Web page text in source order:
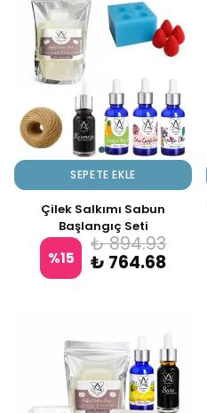
SEPETE EKLE
Çilek Salkımı Sabun
Başlangıç Seti
%15
₺ 894.93
₺ 764.68